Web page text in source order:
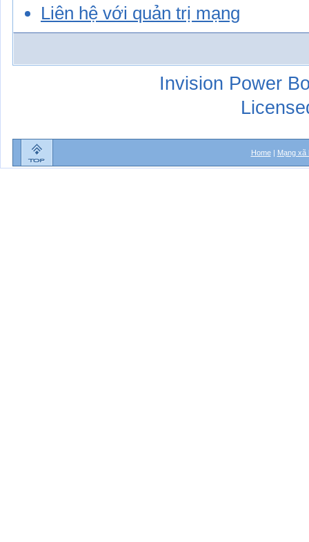
Liên hệ với quản trị mạng
Invision Power
Home| Mạng xã